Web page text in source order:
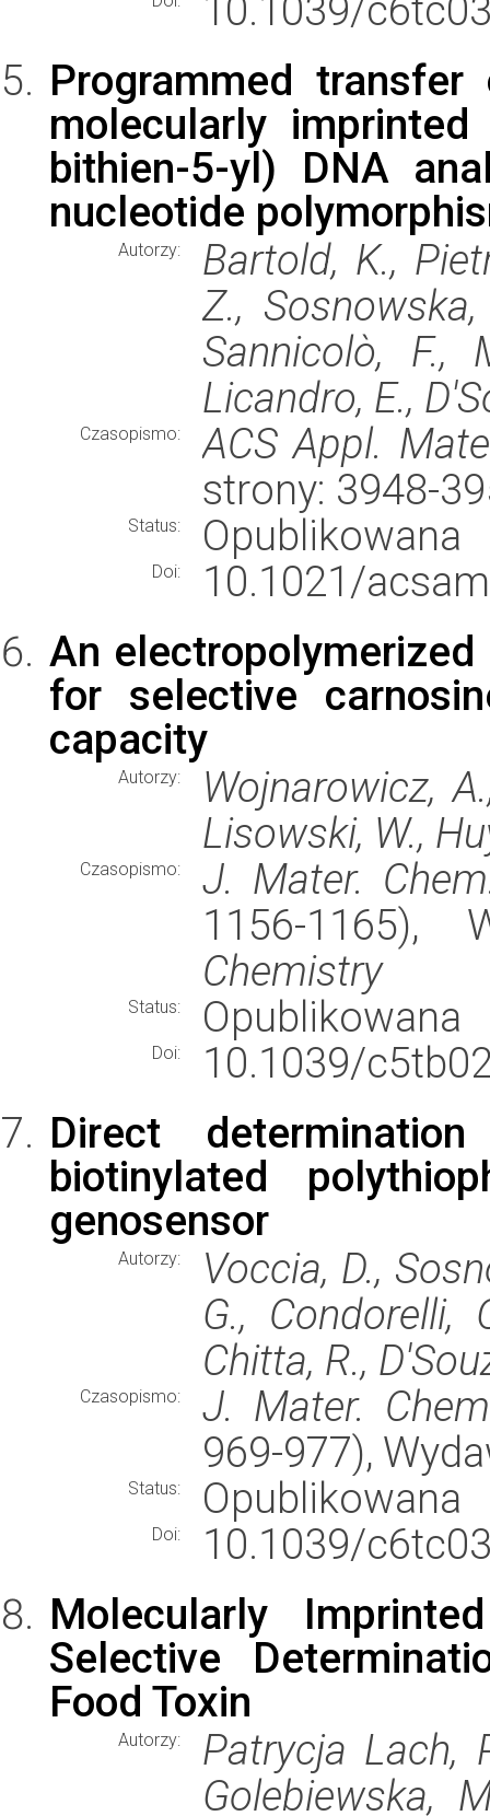
10.1039/
Programmed
molecularly
bithien-5-yl) DNA
nucleotide
Autorzy:
Bartold, K.,
Z.,
Sannicolò, F.,
Licandro, E.,
Czasopismo:
ACS Appl.
strony: 3948-
Status: Opublikowana
Doi:
10.1021/
An
for selective
capacity
Autorzy:
Wojnarowicz,
Lisowski, W.,
Czasopismo:
J. Mater.
1156-1165),
Chemistry
Status: Opublikowana
Doi:
10.1039/
Direct
biotinylated
genosensor
Autorzy:
Voccia, D.,
G., Condorelli,
Chitta, R.,
Czasopismo:
J. Mater.
969-977),
Status: Opublikowana
Doi:
10.1039/
Molecularly
Selective
Food Toxin
Autorzy:
Patrycja Lach,
Golebiewska,